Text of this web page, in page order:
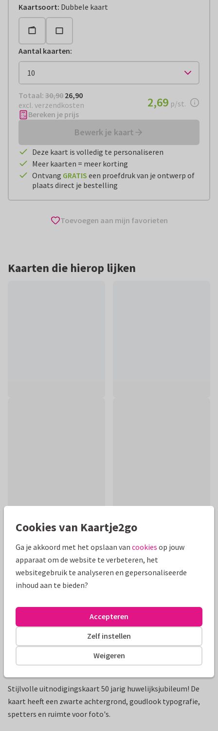
Kaartsoort: Dubbele kaart
Aantal kaarten:
Totaal: € 26,90
Totaal: 30,90 26,90
excl. verzendkosten
€ 2,69per stuk
2,69 p/st.
Bereken je prijs
Bewerk je kaart
Deze kaart is volledig te personaliseren
Meer kaarten = meer korting
Ontvang GRATIS een proefdruk van je ontwerp of
plaats direct je bestelling
Toevoegen aan mijn favorieten
Kaarten die hierop lijken
Mooie extra's bij je kaart
Stijlvolle uitnodigingskaart 50 jarig huwelijksjubileum! De
kaart heeft een zwarte achtergrond, goudlook typografie,
spetters en ruimte voor foto's.
Cookies van Kaartje2go
Ga je akkoord met het opslaan van cookies op jouw
apparaat om de website te verbeteren, het
websitegebruik te analyseren en gepersonaliseerde
inhoud aan te bieden?
Weigeren
Zelf instellen
Accepteren